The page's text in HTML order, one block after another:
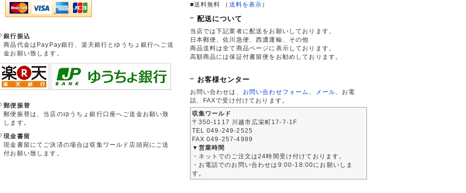
銀行振込
商品代金はPayPay銀行、楽天銀行とゆうちょ銀行へご送
金お願い致します。
郵便振替
郵便振替は、当店のゆうちょ銀行口座へご送金お願い致
します。
現金書留
現金書留にてご決済の場合は収集ワールド店頭宛にご送
付お願い致します。
■送料無料
（ 送料を表示 ）
配送について
当店では下記業者に配送をお願いしております。
日本郵便、佐川急便、西濃運輸、その他
商品送料は全て商品ページに表示しております。
高額商品には保証付書留便をお勧めしております。
お客様センター
お問い合わせは、 お問い合わせフォーム メール 、お電
話、FAXで受け付けております。
収集ワールド
〒350-1117 川越市広栄町17-7-1F
TEL 049-249-2525
FAX 049-257-4989
▼営業時間
・ネットでのご注文は24時間受け付けております。
・お電話でのお問い合わせは9:00-18:00にお願いしま
す。